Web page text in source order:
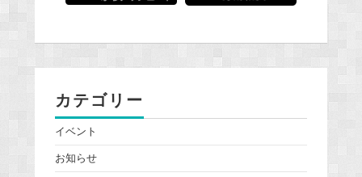
カテゴリー
イベント
お知らせ